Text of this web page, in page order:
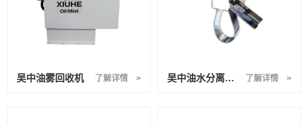
吴中油雾回收机 了解详情 > 吴中油水分离机NC-40 了解详情 >